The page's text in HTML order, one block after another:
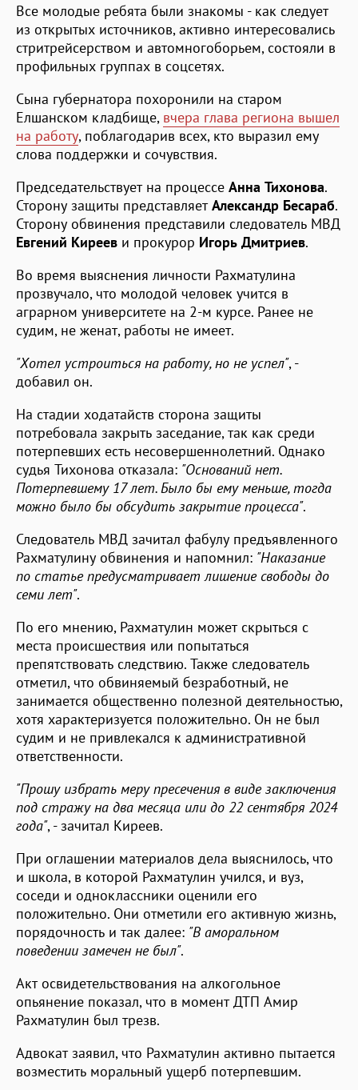
Все молодые ребята были знакомы - как следует
из открытых источников, активно интересовались
стритрейсерством и автомногоборьем, состояли в
профильных группах в соцсетях.
Сына губернатора похоронили на старом
Елшанском кладбище, вчера глава региона вышел
на работу, поблагодарив всех, кто выразил ему
слова поддержки и сочувствия.
Председательствует на процессе Анна Тихонова.
Сторону защиты представляетАлександр Бесараб.
Сторону обвинения представили следователь МВД
Евгений Киреев и прокурор Игорь Дмитриев.
Во время выяснения личности Рахматулина
прозвучало, что молодой человек учится в
аграрном университете на 2-м курсе. Ранее не
судим, не женат, работы не имеет.
"Хотел устроиться на работу, но не успел", -
добавил он.
На стадии ходатайств сторона защиты
потребовала закрыть заседание, так как среди
потерпевших есть несовершеннолетний. Однако
судья Тихонова отказала: "Оснований нет.
Потерпевшему 17 лет. Было бы ему меньше, тогда
можно было бы обсудить закрытие процесса".
Следователь МВД зачитал фабулу предъявленного
Рахматулину обвинения и напомнил: "Наказание
по статье предусматривает лишение свободы до
семи лет".
По его мнению, Рахматулин может скрыться с
места происшествия или попытаться
препятствовать следствию. Также следователь
отметил, что обвиняемый безработный, не
занимается общественно полезной деятельностью,
хотя характеризуется положительно. Он не был
судим и не привлекался к административной
ответственности.
"Прошу избрать меру пресечения в виде заключения
под стражу на два месяца или до 22 сентября 2024
года", - зачитал Киреев.
При оглашении материалов дела выяснилось, что
и школа, в которой Рахматулин учился, и вуз,
соседи и одноклассники оценили его
положительно. Они отметили его активную жизнь,
порядочность и так далее: "В аморальном
поведении замечен не был".
Акт освидетельствования на алкогольное
опьянение показал, что в момент ДТП Амир
Рахматулин был трезв.
Адвокат заявил, что Рахматулин активно пытается
возместить моральный ущерб потерпевшим.